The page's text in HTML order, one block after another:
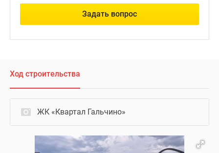
Задать вопрос
Ход строительства
ЖК «Квартал Гальчино»